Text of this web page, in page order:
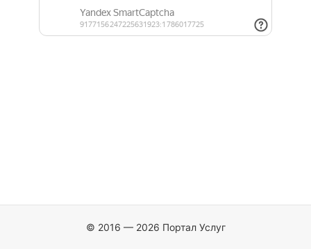
© 2016 — 2026 Портал Услуг